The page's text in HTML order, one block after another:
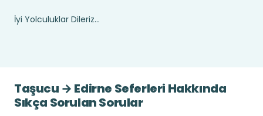
İyi Yolculuklar Dileriz...
Taşucu → Edirne Seferleri Hakkında
Sıkça Sorulan Sorular